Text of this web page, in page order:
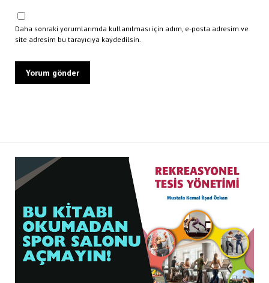
Daha sonraki yorumlarımda kullanılması için adım, e-posta adresim ve
site adresim bu tarayıcıya kaydedilsin.